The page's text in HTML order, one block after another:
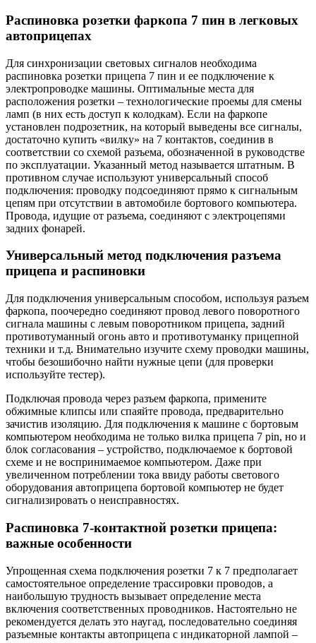
Распиновка розетки фаркопа 7 пин в легковых
автоприцепах
Для синхронизации световых сигналов необходима
распиновка розетки прицепа 7 пин и ее подключение к
электропроводке машины. Оптимальные места для
расположения розетки – технологические проемы для смены
ламп (в них есть доступ к колодкам). Если на фаркопе
установлен подрозетник, на который выведены все сигналы,
достаточно купить «вилку» на 7 контактов, соединив в
соответствии со схемой разъема, обозначенной в руководстве
по эксплуатации. Указанный метод называется штатным. В
противном случае используют универсальный способ
подключения: проводку подсоединяют прямо к сигнальным
цепям при отсутствии в автомобиле бортового компьютера.
Провода, идущие от разъема, соединяют с электроцепями
задних фонарей.
Универсальный метод подключения разъема
прицепа и распиновки
Для подключения универсальным способом, используя разъем
фаркопа, поочередно соединяют провод левого поворотного
сигнала машины с левым поворотником прицепа, задний
противотуманный огонь авто и противотуманку прицепной
техники и т.д. Внимательно изучите схему проводки машины,
чтобы безошибочно найти нужные цепи (для проверки
используйте тестер).
Подключая провода через разъем фаркопа, примените
обжимные клипсы или спаяйте провода, предварительно
зачистив изоляцию. Для подключения к машине с бортовым
компьютером необходима не только вилка прицепа 7 pin, но и
блок согласования – устройство, подключаемое к бортовой
схеме и не воспринимаемое компьютером. Даже при
увеличенном потреблении тока ввиду работы светового
оборудования автоприцепа бортовой компьютер не будет
сигнализировать о неисправностях.
Распиновка 7-контактной розетки прицепа:
важные особенности
Упрощенная схема подключения розетки 7 к 7 предполагает
самостоятельное определение трассировки проводов, а
наибольшую трудность вызывает определение места
включения соответственных проводников. Настоятельно не
рекомендуется делать это наугад, последовательно соединяя
разъемные контакты автоприцепа с индикаторной лампой –